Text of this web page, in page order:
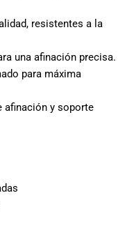
y
en
resistentes a la
una afinación precisa.
para máxima
afinación y soporte